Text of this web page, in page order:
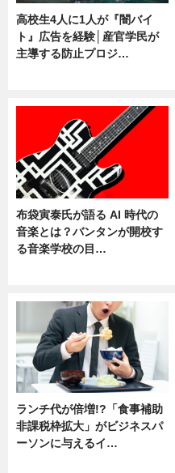
高校生4人に1人が『闇バイ
ト』広告を経験│産官学民が
主導する防止プロジ…
布袋寅泰氏が語る AI 時代の
音楽とは？バンタンが開校す
る音楽学校の目…
ランチ代が倍増!?「食事補助
非課税枠拡大」がビジネスパ
ーソンに与えるイ…